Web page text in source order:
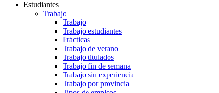
Estudiantes
Trabajo
Trabajo
Trabajo estudiantes
Prácticas
Trabajo de verano
Trabajo titulados
Trabajo fin de semana
Trabajo sin experiencia
Trabajo por provincia